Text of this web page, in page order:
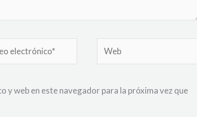
y web en este navegador para la próxima vez que